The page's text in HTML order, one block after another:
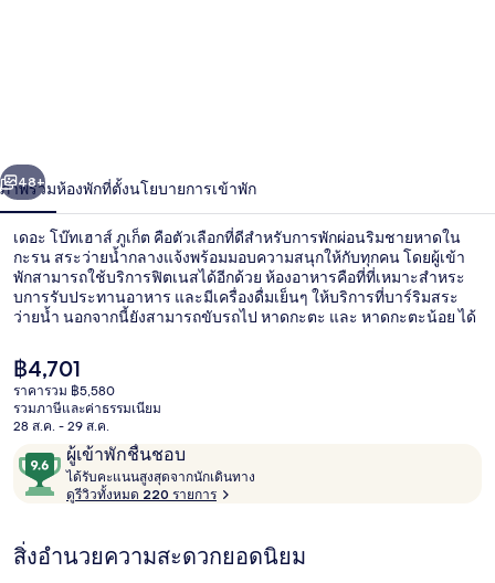
ภูเก็ต
า
ถัดไป
48+
ภาพรวมห้องพักที่ตั้งนโยบายการเข้าพัก
เดอะ โบ๊ทเฮาส์ ภูเก็ต คือตัวเลือกที่ดีสำหรับการพักผ่อนริมชายหาดใน
กะรน สระว่ายน้ำกลางแจ้งพร้อมมอบความสนุกให้กับทุกคน โดยผู้เข้า
พักสามารถใช้บริการฟิตเนสได้อีกด้วย ห้องอาหารคือที่ที่เหมาะสำหระ
บการรับประทานอาหาร และมีเครื่องดื่มเย็นๆ ให้บริการที่บาร์ริมสระ
ว่ายน้ำ นอกจากนี้ยังสามารถขับรถไป หาดกะตะ และ หาดกะตะน้อย ได้
ราคา
ปัจจุบัน
฿4,701
฿4,701
ราคารวม ฿5,580
รวมภาษีและค่าธรรมเนียม
28 ส.ค. - 29 ส.ค.
รีวิว ผู้เข้าพักชื่นชอบ
9.6
จาก
10,
เข้า
ได้รับคะแนนสูงสุดจากนักเดินทาง
ค
ดูรีวิวทั้งหมด 220 รายการ
สิ่งอำนวยความสะดวกยอดนิยม